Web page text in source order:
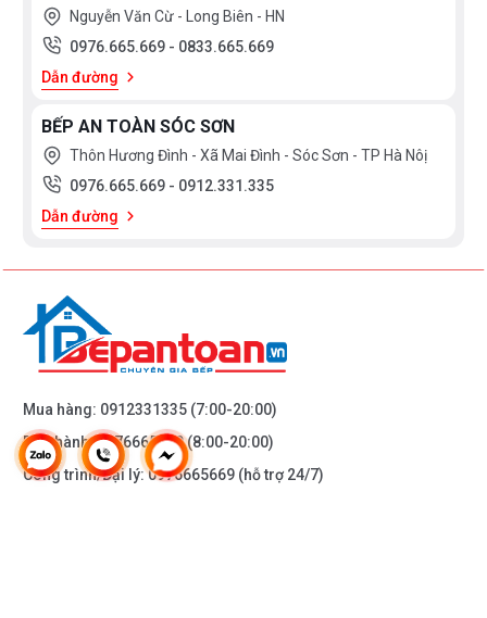
Nguyễn Văn Cừ - Long Biên - HN
0976.665.669 - 0833.665.669
Dẫn đường
BẾP AN TOÀN SÓC SƠN
Thôn Hương Đình - Xã Mai Đình - Sóc Sơn - TP Hà Nôị
0976.665.669 - 0912.331.335
Dẫn đường
Mua hàng: 0912331335 (7:00-20:00)
Bảo hành:0976665669(8:00-20:00)
Công trình/Đại lý:0976665669 (hỗ trợ 24/7)